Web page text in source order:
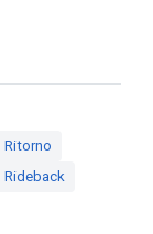
Ritorno
Rideback